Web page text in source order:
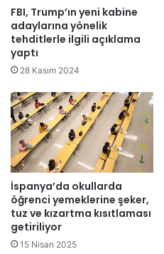
y
b
e
e
n
l
e
r
i
n
s
a
y
ı
s
ü
n
ü
n
ç
u
r
u
m
a
y
u
v
a
r
FBI, Trump’ın yeni kabine
adaylarına yönelik
tehditlerle ilgili açıklama
yaptı
28 Kasım 2024
İspanya’da okullarda
öğrenci yemeklerine şeker,
tuz ve kızartma kısıtlaması
getiriliyor
15 Nisan 2025